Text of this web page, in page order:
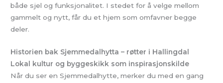
både sjel og funksjonalitet. I stedet for å velge mellom
gammelt og nytt, får du et hjem som omfavner begge
deler.
Historien bak Sjemmedalhytta – røtter i Hallingdal
Lokal kultur og byggeskikk som inspirasjonskilde
Når du ser en Sjemmedalhytte, merker du med en gang